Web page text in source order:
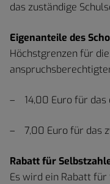
das zuständige
Eigenanteile des
Höchstgrenzen für
14,00 Euro für das
7,00 Euro für das
Rabatt für
Es wird ein Rabatt für